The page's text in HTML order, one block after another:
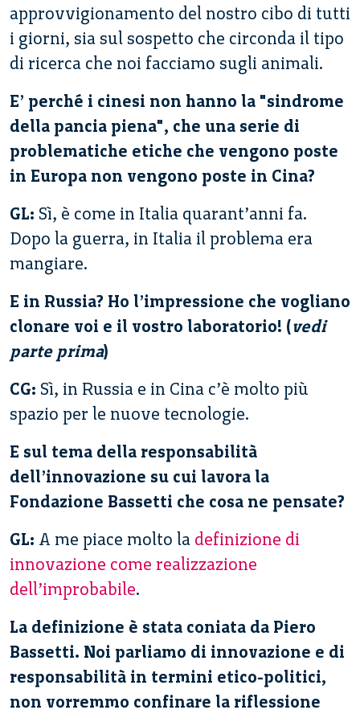
approvvigionamento del nostro cibo di tutti
i giorni, sia sul sospetto che circonda il tipo
di ricerca che noi facciamo sugli animali.
E’ perché i cinesi non hanno la "sindrome
della pancia piena", che una serie di
problematiche etiche che vengono poste
in Europa non vengono poste in Cina?
GL: Sì, è come in Italia quarant’anni fa.
Dopo la guerra, in Italia il problema era
mangiare.
E in Russia? Ho l’impressione che vogliano
clonare voi e il vostro laboratorio! (vedi
parte prima)
CG: Sì, in Russia e in Cina c’è molto più
spazio per le nuove tecnologie.
E sul tema della responsabilità
dell’innovazione su cui lavora la
Fondazione Bassetti che cosa ne pensate?
GL: A me piace molto la definizione di
innovazione come realizzazione
dell’improbabile.
La definizione è stata coniata da Piero
Bassetti. Noi parliamo di innovazione e di
responsabilità in termini etico-politici,
non vorremmo confinare la riflessione